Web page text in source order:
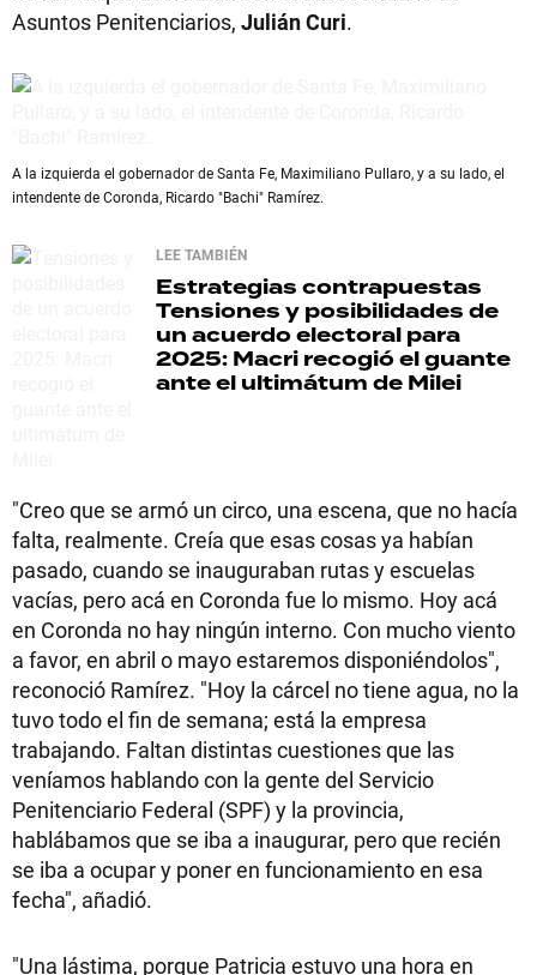
Asuntos Penitenciarios, Julián Curi.
A la izquierda el gobernador de Santa Fe, Maximiliano Pullaro, y a su lado, el
intendente de Coronda, Ricardo "Bachi" Ramírez.
LEE TAMBIÉN
Estrategias contrapuestas
Tensiones y posibilidades de
un acuerdo electoral para
2025: Macri recogió el guante
ante el ultimátum de Milei
"Creo que se armó un circo, una escena, que no hacía
falta, realmente. Creía que esas cosas ya habían
pasado, cuando se inauguraban rutas y escuelas
vacías, pero acá en Coronda fue lo mismo. Hoy acá
en Coronda no hay ningún interno. Con mucho viento
a favor, en abril o mayo estaremos disponiéndolos",
reconoció Ramírez. "Hoy la cárcel no tiene agua, no la
tuvo todo el fin de semana; está la empresa
trabajando. Faltan distintas cuestiones que las
veníamos hablando con la gente del Servicio
Penitenciario Federal (SPF) y la provincia,
hablábamos que se iba a inaugurar, pero que recién
se iba a ocupar y poner en funcionamiento en esa
fecha", añadió.
"Una lástima, porque Patricia estuvo una hora en